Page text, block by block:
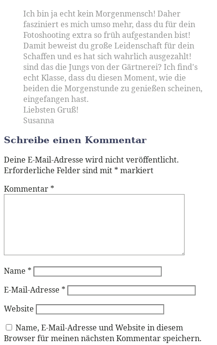
Ich bin ja echt kein Morgenmensch! Daher
fasziniert es mich umso mehr, dass du für dein
Fotoshooting extra so früh aufgestanden bist!
Damit beweist du große Leidenschaft für dein
Schaffen und es hat sich wahrlich ausgezahlt!
sind das die Jungs von der Gärtnerei? Ich find's
echt Klasse, dass du diesen Moment, wie die
beiden die Morgenstunde zu genießen scheinen,
eingefangen hast.
Liebsten Gruß!
Susanna
Schreibe einen Kommentar
Deine E-Mail-Adresse wird nicht veröffentlicht.
Erforderliche Felder sind mit * markiert
Kommentar *
Name *
E-Mail-Adresse *
Website
Name, E-Mail-Adresse und Website in diesem
Browser für meinen nächsten Kommentar speichern.